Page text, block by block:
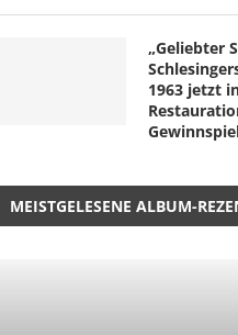
„Geliebter
1963 jetzt
MEISTGELESENE ALBUM-